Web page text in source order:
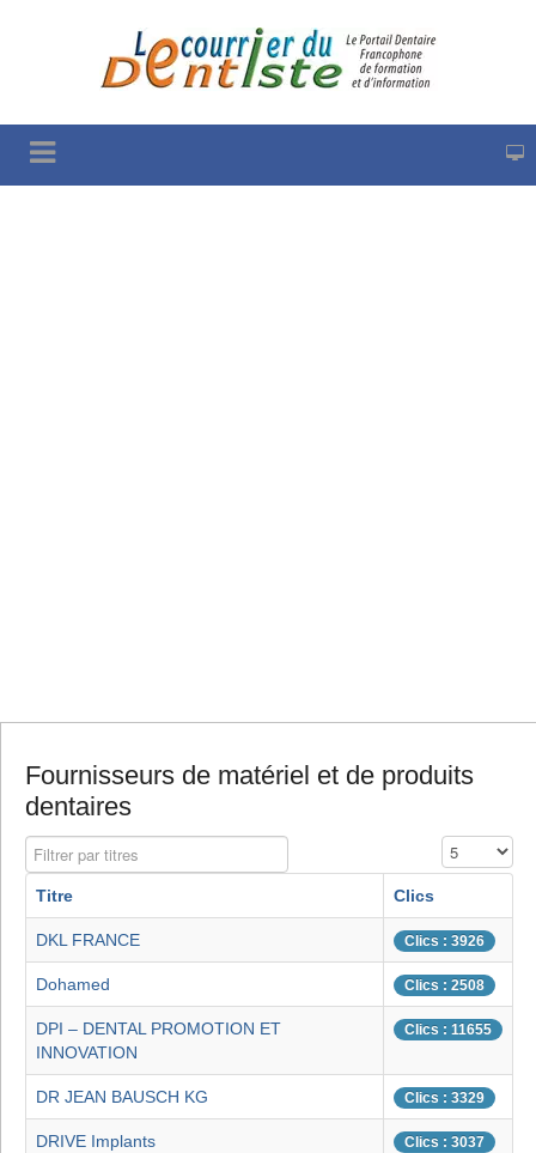
Fournisseurs de matériel et de produits
dentaires
Filtrer par titres Affichage #
Titre Clics
DKL FRANCE Clics : 3926
Dohamed Clics : 2508
DPI – DENTAL PROMOTION ET
INNOVATION
Clics : 11655
DR JEAN BAUSCH KG Clics : 3329
DRIVE Implants Clics : 3037